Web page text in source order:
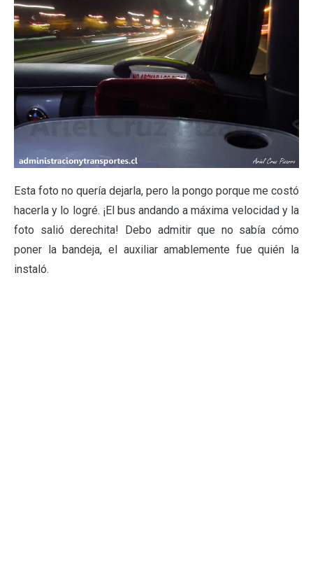
Esta foto no quería dejarla, pero la pongo porque me costó
hacerla y lo logré. ¡El bus andando a máxima velocidad y la
foto salió derechita! Debo admitir que no sabía cómo
poner la bandeja, el auxiliar amablemente fue quién la
instaló.